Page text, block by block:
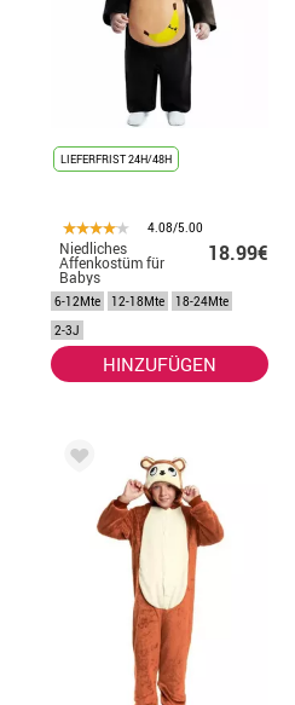
LIEFERFRIST 24H/48H
4.08/5.00
Niedliches
Affenkostüm für
Babys
18.99€
6-12Mte 12-18Mte
18-24Mte
2-3J
HINZUFÜGEN